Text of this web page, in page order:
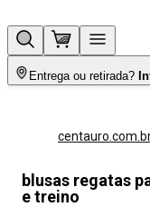
Entrega ou retirada?
blusas regatas
e treino